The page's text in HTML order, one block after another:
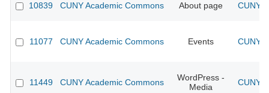
10839 CUNY Academic Commons About page CUNY
11077 CUNY Academic Commons Events CUNY
11449 CUNY Academic Commons
WordPress -
Media
CUNY